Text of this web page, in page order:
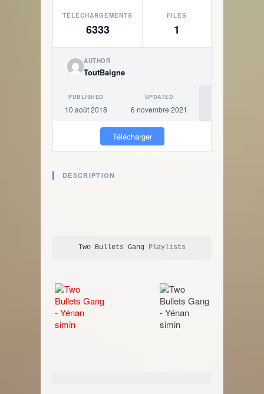
TÉLÉCHARGEMENTS
6333
FILES
1
AUTHOR
ToutBaigne
PUBLISHED
10 août 2018
UPDATED
6 novembre 2021
Télécharger
DESCRIPTION
Two Bullets Gang Playlists